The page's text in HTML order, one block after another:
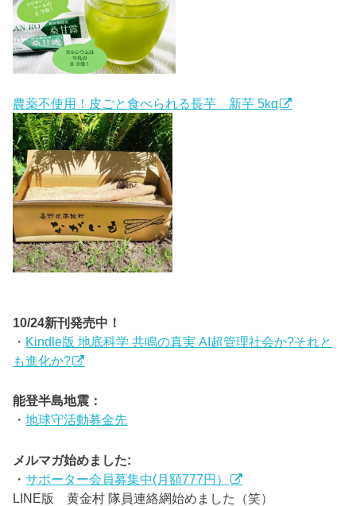
農薬不使用！皮ごと食べられる長芋 新芋 5kg
10/24新刊発売中！
・ Kindle版 地底科学 共鳴の真実 AI超管理社会か?それと
も進化か?
能登半島地震：
・地球守活動募金先
メルマガ始めました:
・サポーター会員募集中(月額777円）
LINE版 黄金村 隊員連絡網始めました（笑）